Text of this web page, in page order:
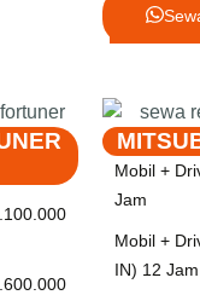
Mobil +
Jam
Mobil +
IN) 12 Jam